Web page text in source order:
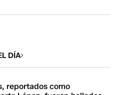
DÍA
reportados como